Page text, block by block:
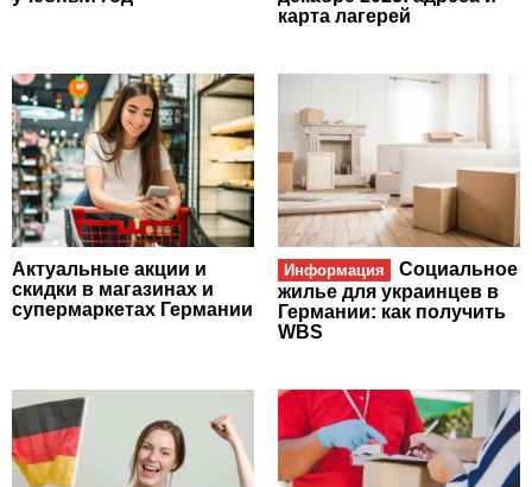
карта лагерей
Актуальные акции и
скидки в магазинах и
супермаркетах Германии
Информация
Социальное
жилье для украинцев в
Германии: как получить
WBS